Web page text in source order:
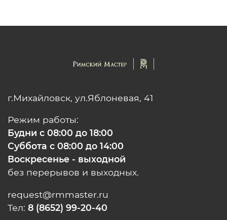
г.Михайловск, ул.Яблоневая, 41
Режим работы:
Будни с 08:00 до 18:00
Суббота с 08:00 до 14:00
Воскресенье - выходной
без перерывов и выходных.
request@rmmaster.ru
Тел: 8 (8652) 99-20-40